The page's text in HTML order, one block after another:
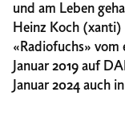
und am Leben
Heinz Koch (xanti)
«Radiofuchs» vom
Januar 2019 auf
Januar 2024 auch